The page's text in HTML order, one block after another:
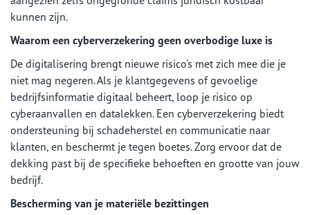
kunnen zijn.
Waarom een cyberverzekering geen overbodige luxe is
De digitalisering brengt nieuwe risico's met zich mee die je
niet mag negeren. Als je klantgegevens of gevoelige
bedrijfsinformatie digitaal beheert, loop je risico op
cyberaanvallen en datalekken. Een cyberverzekering biedt
ondersteuning bij schadeherstel en communicatie naar
klanten, en beschermt je tegen boetes. Zorg ervoor dat de
dekking past bij de specifieke behoeften en grootte van jouw
bedrijf.
Bescherming van je materiële bezittingen